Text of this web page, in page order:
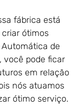
fábrica está
ótimos
de
você pode ficar
em relação
nós atuamos
ótimo serviço.